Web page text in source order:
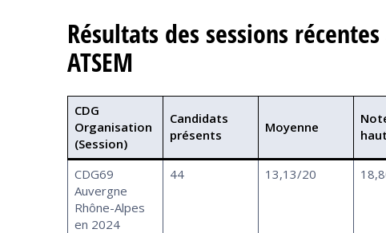
Résultats des sessions
ATSEM
CDG
Organisation
(Session)
Candidats
présents
Moyenne
CDG69
Auvergne
Rhône-Alpes
en 2024
44 13,13/20